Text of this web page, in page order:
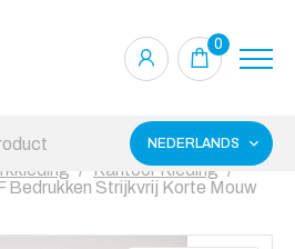
0
NEDERLANDS
Kantoor Kleding
Bedrukken Strijkvrij Korte Mouw